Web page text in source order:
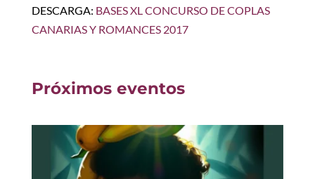
DESCARGA: BASES XL CONCURSO DE COPLAS
CANARIAS Y ROMANCES 2017
Próximos eventos